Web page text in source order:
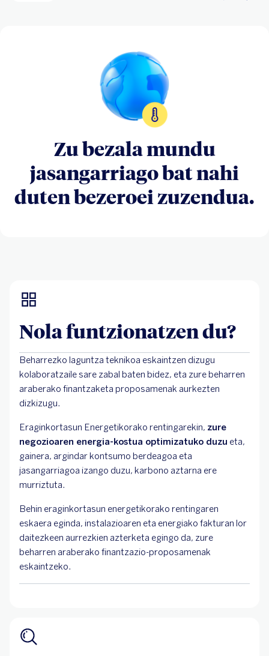
Zu bezala mundu
jasangarriago bat nahi
duten bezeroei zuzendua.
Nola funtzionatzen du?
Beharrezko laguntza teknikoa eskaintzen dizugu
kolaboratzaile sare zabal baten bidez, eta zure beharren
araberako finantzaketa proposamenak aurkezten
dizkizugu.
Eraginkortasun Energetikorako rentingarekin, zure
negozioaren energia-kostua optimizatuko duzu eta,
gainera, argindar kontsumo berdeagoa eta
jasangarriagoa izango duzu, karbono aztarna ere
murriztuta.
Behin eraginkortasun energetikorako rentingaren
eskaera eginda, instalazioaren eta energiako fakturan lor
daitezkeen aurrezkien azterketa egingo da, zure
beharren araberako finantzazio-proposamenak
eskaintzeko.